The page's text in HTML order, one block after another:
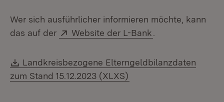
Wer sich ausführlicher informieren möchte, kann
das auf der
Extern:
Website der L-Bank
Download:
Landkreisbezogene Elterngeldbilanzdaten
zum Stand 15.12.2023 (XLXS)